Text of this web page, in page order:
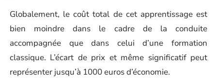
Globalement, le coût total de cet apprentissage est
bien moindre dans le cadre de la conduite
accompagnée que dans celui d’une formation
classique. L’écart de prix et même significatif peut
représenter jusqu’à 1000 euros d’économie.